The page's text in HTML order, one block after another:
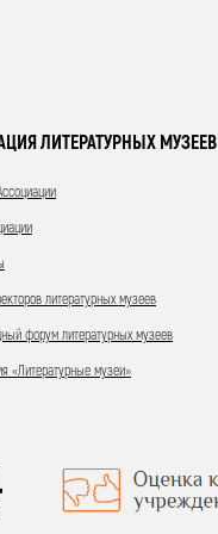
ЛИТЕРАТУРНЫХ МУЗЕЕВ
литературных музеев
форум литературных музеев
«Литературные музеи»